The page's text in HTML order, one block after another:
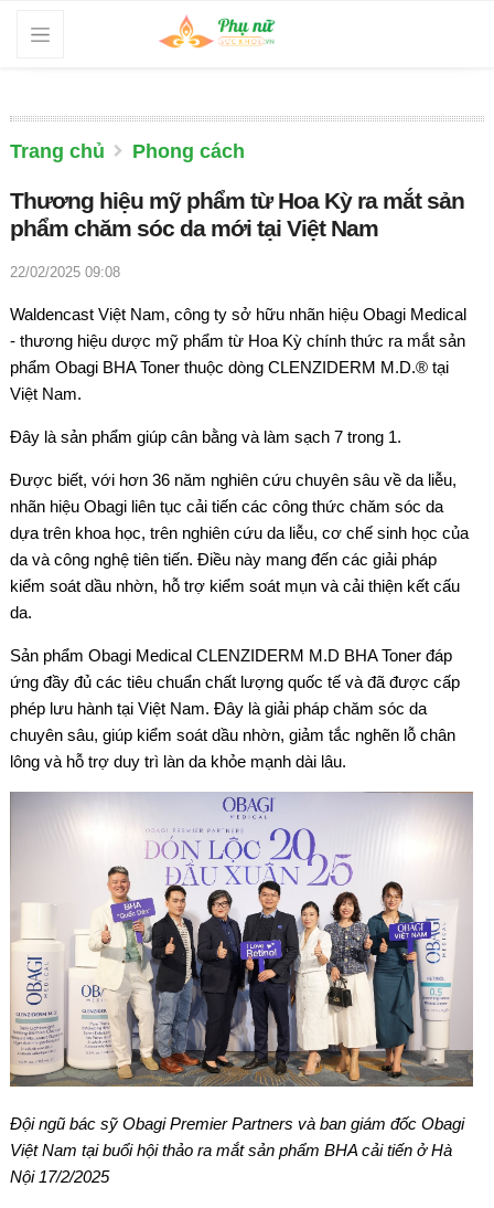
Trang chủ Phong cách
Thương hiệu mỹ phẩm từ Hoa Kỳ ra mắt sản
phẩm chăm sóc da mới tại Việt Nam
22/02/2025 09:08
Waldencast Việt Nam, công ty sở hữu nhãn hiệu Obagi Medical
- thương hiệu dược mỹ phẩm từ Hoa Kỳ chính thức ra mắt sản
phẩm Obagi BHA Toner thuộc dòng CLENZIDERM M.D.® tại
Việt Nam.
Đây là sản phẩm giúp cân bằng và làm sạch 7 trong 1.
Được biết, với hơn 36 năm nghiên cứu chuyên sâu về da liễu,
nhãn hiệu Obagi liên tục cải tiến các công thức chăm sóc da
dựa trên khoa học, trên nghiên cứu da liễu, cơ chế sinh học của
da và công nghệ tiên tiến. Điều này mang đến các giải pháp
kiểm soát dầu nhờn, hỗ trợ kiểm soát mụn và cải thiện kết cấu
da.
Sản phẩm Obagi Medical CLENZIDERM M.D BHA Toner đáp
ứng đầy đủ các tiêu chuẩn chất lượng quốc tế và đã được cấp
phép lưu hành tại Việt Nam. Đây là giải pháp chăm sóc da
chuyên sâu, giúp kiểm soát dầu nhờn, giảm tắc nghẽn lỗ chân
lông và hỗ trợ duy trì làn da khỏe mạnh dài lâu.
Đội ngũ bác sỹ Obagi Premier Partners và ban giám đốc Obagi
Việt Nam tại buổi hội thảo ra mắt sản phẩm BHA cải tiến ở Hà
Nội 17/2/2025